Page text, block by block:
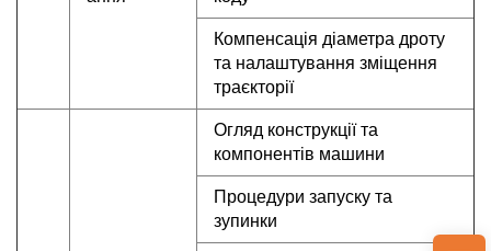
Компенсація діаметра дроту
та налаштування зміщення
траєкторії
Огляд конструкції та
компонентів машини
Процедури запуску та
зупинки